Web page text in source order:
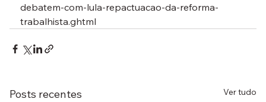
debatem-com-lula-repactuacao-da-reforma-
trabalhista.ghtml
Posts recentes Ver tudo